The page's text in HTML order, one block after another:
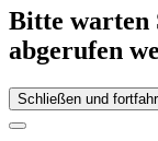
Bitte warten
abgerufen
Schließen und